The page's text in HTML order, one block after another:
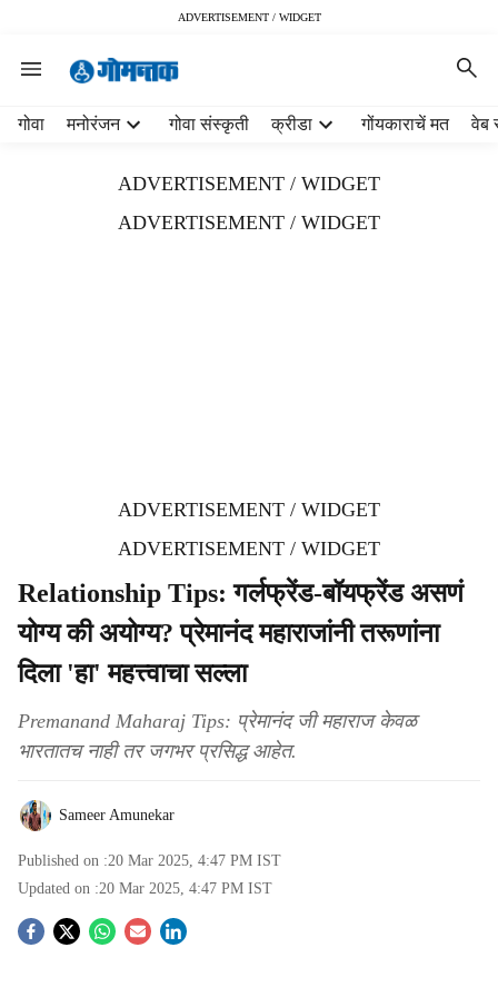
ADVERTISEMENT / WIDGET
गोवा मनोरंजन गोवा संस्कृती क्रीडा गोंयकाराचें मत वेब
ADVERTISEMENT / WIDGET
ADVERTISEMENT / WIDGET
ADVERTISEMENT / WIDGET
ADVERTISEMENT / WIDGET
Relationship Tips: गर्लफ्रेंड-बॉयफ्रेंड असणं
योग्य की अयोग्य? प्रेमानंद महाराजांनी तरूणांना
दिला 'हा' महत्त्वाचा सल्ला
Premanand Maharaj Tips: प्रेमानंद जी महाराज केवळ
भारतातच नाही तर जगभर प्रसिद्ध आहेत.
Sameer Amunekar
Published on :20 Mar 2025, 4:47 PM IST
Updated on :20 Mar 2025, 4:47 PM IST
S